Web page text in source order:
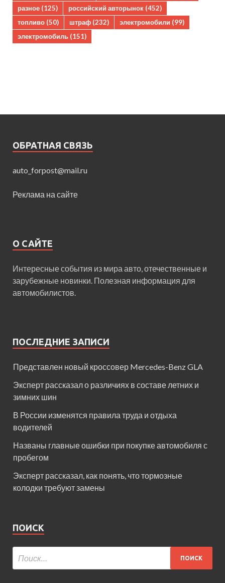
разное (125) российский авторынок (452)
топливо (50) штраф (232) электромобили (99)
электромобиль (151)
ОБРАТНАЯ СВЯЗЬ
auto_forpost@mail.ru
Реклама на сайте
О САЙТЕ
Интересные события из мира авто, отечественные и
зарубежные новинки. Полезная информация для
автомобилистов.
ПОСЛЕДНИЕ ЗАПИСИ
Представлен новый кроссовер Mercedes-Benz GLA
Эксперт рассказал о различиях в составе летних и
зимних шин
В России изменятся правила труда и отдыха
водителей
Названы главные ошибки при покупке автомобиля с
пробегом
Эксперт рассказал, как понять, что тормозные
колодки требуют замены
ПОИСК